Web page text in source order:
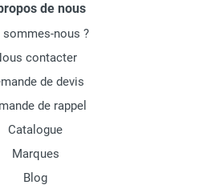
de nous
sommes-nous ?
contacter
de devis
de rappel
Catalogue
Marques
Blog